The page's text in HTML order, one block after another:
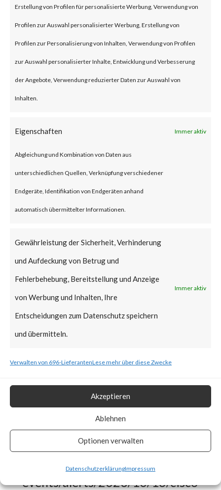
Erstellung von Profilen für personalisierte Werbung, Verwendung von
Profilen zur Auswahl personalisierter Werbung, Erstellung von
Profilen zur Personalisierung von Inhalten, Verwendung von Profilen
zur Auswahl personalisierter Inhalte, Entwicklung und Verbesserung
der Angebote, Verwendung reduzierter Daten zur Auswahl von
Inhalten.
Eigenschaften Immer aktiv
Abgleichung und Kombination von Daten aus
unterschiedlichen Quellen, Verknüpfung verschiedener
Endgeräte, Identifikation von Endgeräten anhand
automatisch übermittelter Informationen.
Gewährleistung der Sicherheit, Verhinderung
und Aufdeckung von Betrug und
Fehlerbehebung, Bereitstellung und Anzeige
von Werbung und Inhalten, Ihre
Entscheidungen zum Datenschutz speichern
und übermitteln.
Immer aktiv
Verwalten von 696-LieferantenLese mehr über diese Zwecke
Akzeptieren
Ablehnen
Optionen verwalten
DatenschutzerklärungImpressum
account to gain control of the
Why is this
Significant?
This vulnerability has been
given the maximum security
CVSS rating of 10.0. According
devices have already been
compromised. Also, CISA has
released an advisory for this
https://www.cisa.gov/news-
events/alerts/2023/10/16/cisco